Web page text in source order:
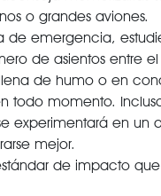
o grandes aviones.
de emergencia,
de asientos entre
de humo o en
todo momento.
experimentará en un
mejor.
de impacto